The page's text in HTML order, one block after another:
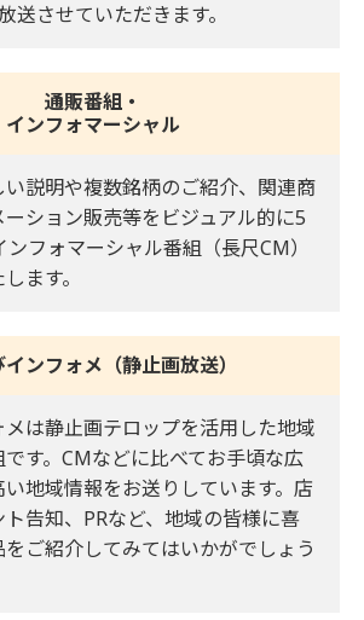
送させていただきます。
通販番組・
インフォマーシャル
説明や複数銘柄のご紹介、関連商
ション販売等をビジュアル的に5
フォマーシャル番組（長尺CM）
ます。
ンフォメ（静止画放送）
は静止画テロップを活用した地域
す。CMなどに比べてお手頃な広
地域情報をお送りしています。店
告知、PRなど、地域の皆様に喜
ご紹介してみてはいかがでしょう